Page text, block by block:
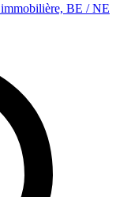
immobilière, BE / NE